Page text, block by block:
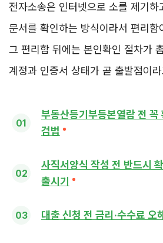
전자소송은 인터넷으로 소를 제기
문서를 확인하는 방식이라서 편리함
그 편리함 뒤에는 본인확인 절차가
계정과 인증서 상태가 곧 출발점이
부동산등기부등본열람 전 꼭
검법
사직서양식 작성 전 반드시
출시기
대출 신청 전 금리·수수료 오